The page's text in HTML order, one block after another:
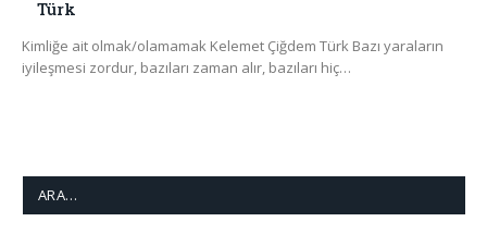
Türk
Kimliğe ait olmak/olamamak Kelemet Çiğdem Türk Bazı yaraların
iyileşmesi zordur, bazıları zaman alır, bazıları hiç…
ARA…